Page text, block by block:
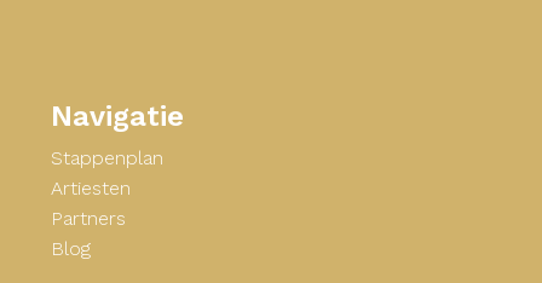
Navigatie
Stappenplan
Artiesten
Partners
Blog